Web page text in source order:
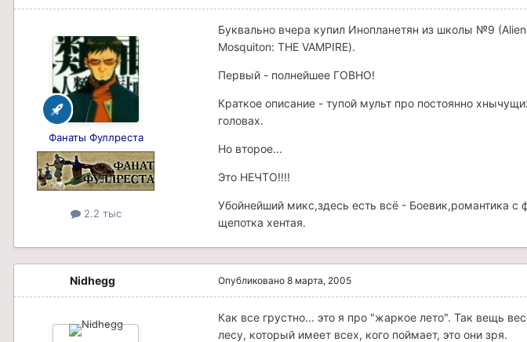
Фанаты Фуллреста
2.2 тыс
Буквально вчера купил Инопланетян из школы №9
Mosquiton: THE VAMPIRE).
Первый - полнейшее ГОВНО!
Краткое описание - тупой мульт про постоянно
головах.
Но второе...
Это НЕЧТО!!!!
Убойнейший микс,здесь есть всё - Боевик,романтика
щепотка хентая.
Nidhegg Опубликовано 8 марта, 2005
Как все грустно... это я про "жаркое лето". Так вещь
лесу, который имеет всех, кого поймает, это они зря.